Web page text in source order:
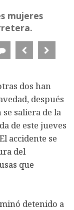
mujeres
dos han
después
saliera de la
de este jueves
accidente se
del
que
detenido a